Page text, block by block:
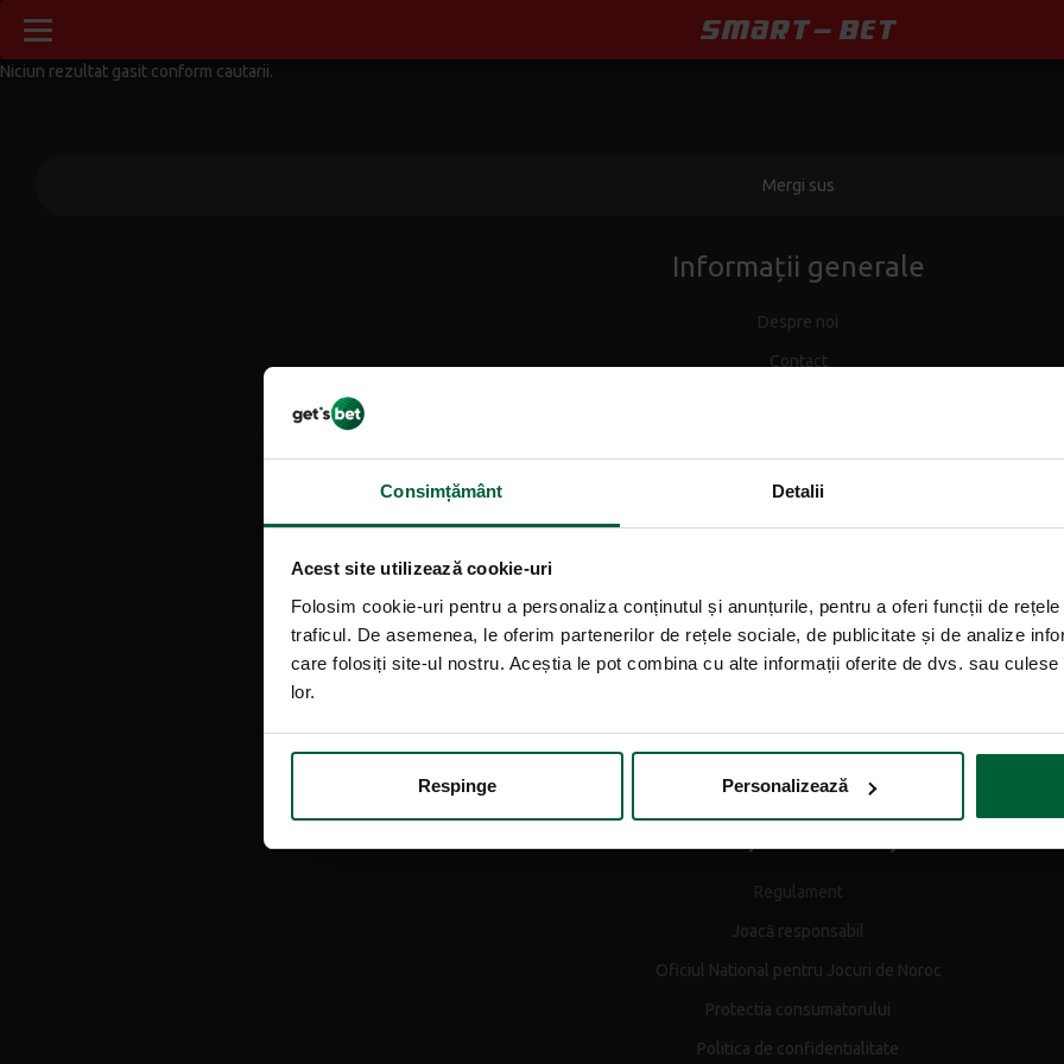
Consimțământ Detalii
Acest site utilizează cookie-uri
Folosim cookie-uri pentru a personaliza conținutul și anunțurile, pentru a oferi funcții de
traficul. De asemenea, le oferim partenerilor de rețele sociale, de publicitate și de analize
care folosiți site-ul nostru. Aceștia le pot combina cu alte informații oferite de dvs. sau
lor.
Respinge Personalizează
Niciun rezultat gasit conform cautarii.
Mergi sus
Informații generale
Despre noi
Contact
Pariuri sportive
Loterii
Regulament
Joacă responsabil
Oficiul National pentru Jocuri de Noroc
Protectia consumatorului
Politica de confidentialitate